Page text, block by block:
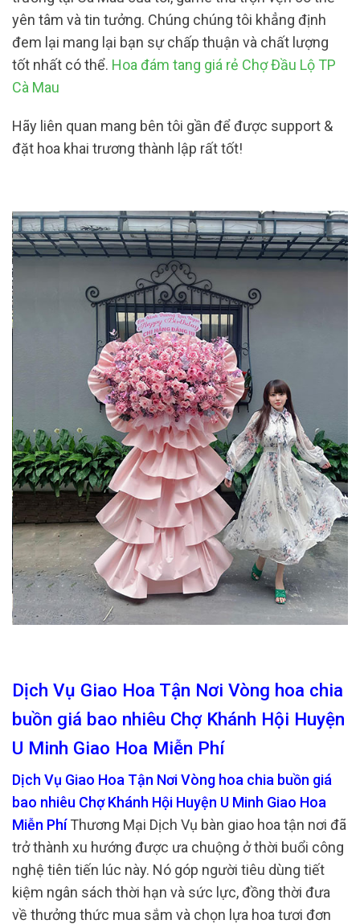
yên tâm và tin tưởng. Chúng chúng tôi khẳng định
đem lại mang lại bạn sự chấp thuận và chất lượng
tốt nhất có thể. Hoa đám tang giá rẻ Chợ Đầu Lộ TP
Cà Mau
Hãy liên quan mang bên tôi gần để được support &
đặt hoa khai trương thành lập rất tốt!
Dịch Vụ Giao Hoa Tận Nơi Vòng hoa chia
buồn giá bao nhiêu Chợ Khánh Hội Huyện
U Minh Giao Hoa Miễn Phí
Dịch Vụ Giao Hoa Tận Nơi Vòng hoa chia buồn giá
bao nhiêu Chợ Khánh Hội Huyện U Minh Giao Hoa
Miễn PhíThương Mại Dịch Vụ bàn giao hoa tận nơi đã
trở thành xu hướng được ưa chuộng ở thời buổi công
nghệ tiên tiến lúc này. Nó góp người tiêu dùng tiết
kiệm ngân sách thời hạn và sức lực, đồng thời đưa
về thưởng thức mua sắm và chọn lựa hoa tươi đơn